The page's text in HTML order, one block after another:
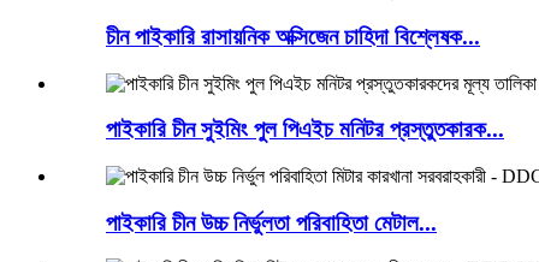
চীন পাইকারি রাসায়নিক অক্সিজেন চাহিদা বিশ্লেষক...
পাইকারি চীন সুইমিং পুল পিএইচ মনিটর প্রস্তুতকারক...
পাইকারি চীন উচ্চ নির্ভুলতা পরিবাহিতা মেটাল...